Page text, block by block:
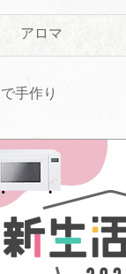
アロマ
手作り